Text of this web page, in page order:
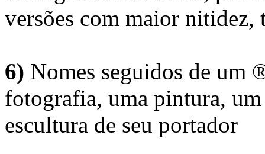
versões com maior nitidez,
6) Nomes seguidos de um
fotografia, uma pintura,
escultura de seu portador